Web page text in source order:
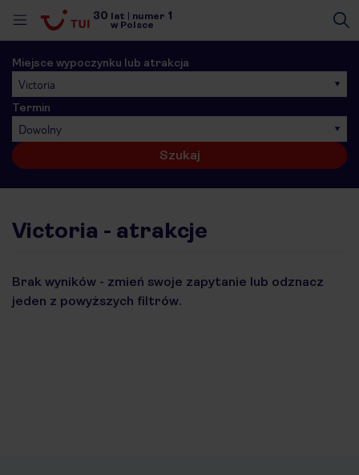
30 lat numer 1
w Polsce
Miejsce wypoczynku lub atrakcja
Victoria
Termin
Dowolny
Szukaj
Victoria - atrakcje
Brak wyników - zmień swoje zapytanie lub odznacz
jeden z powyższych filtrów.